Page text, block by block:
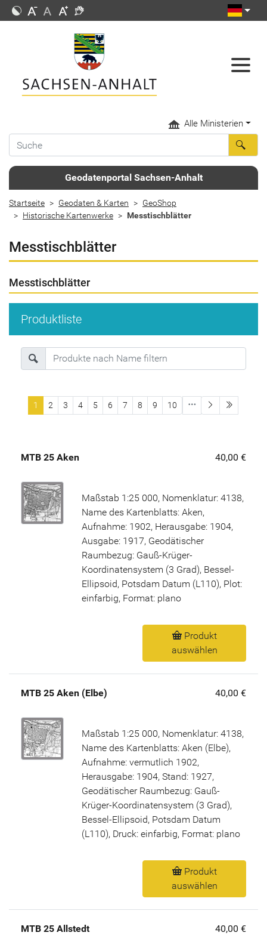
Alle Ministerien
Geodatenportal Sachsen-Anhalt
Startseite Geodaten & Karten
GeoShop
Historische Kartenwerke
Messtischblätter
Messtischblätter
Messtischblätter
Produktliste
1 2 3 4 5 6 7 8 9 10
MTB 25 Aken 40,00 €
Maßstab 1:25 000, Nomenklatur: 4138,
Name des Kartenblatts: Aken,
Aufnahme: 1902, Herausgabe: 1904,
Ausgabe: 1917, Geodätischer
Raumbezug: Gauß-Krüger-
Koordinatensystem (3 Grad), Bessel-
Ellipsoid, Potsdam Datum (L110), Plot:
einfarbig, Format: plano
Produkt
auswählen
MTB 25 Aken (Elbe) 40,00 €
Maßstab 1:25 000, Nomenklatur: 4138,
Name des Kartenblatts: Aken (Elbe),
Aufnahme: vermutlich 1902,
Herausgabe: 1904, Stand: 1927,
Geodätischer Raumbezug: Gauß-
Krüger-Koordinatensystem (3 Grad),
Bessel-Ellipsoid, Potsdam Datum
(L110), Druck: einfarbig, Format: plano
Produkt
auswählen
MTB 25 Allstedt 40,00 €